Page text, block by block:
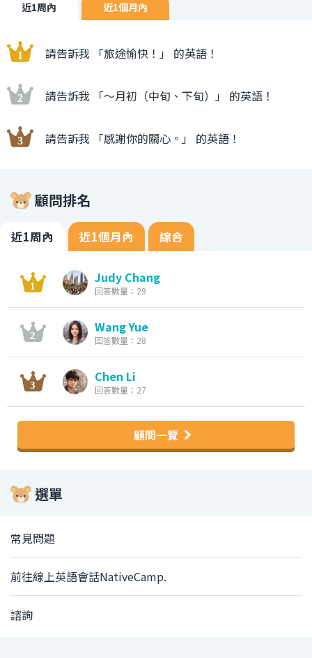
近1周內 近1個月內
請告訴我 「旅途愉快！」 的英語！
請告訴我 「〜月初（中旬、下旬）」 的英語！
請告訴我 「感謝你的關心。」 的英語！
顧問排名
近1周內 近1個月內 綜合
Judy Chang
回答數量：29
Wang Yue
回答數量：28
Chen Li
回答數量：27
顧問一覽
選單
常見問題
前往線上英語會話NativeCamp.
諮詢